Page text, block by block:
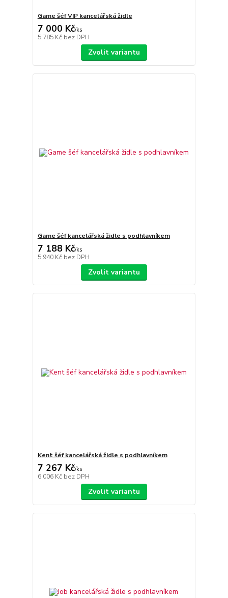
Game šéf VIP kancelářská židle
7 000 Kč/ks
5 785 Kč bez DPH
Zvolit variantu
Game šéf kancelářská židle s podhlavníkem
7 188 Kč/ks
5 940 Kč bez DPH
Zvolit variantu
Kent šéf kancelářská židle s podhlavníkem
7 267 Kč/ks
6 006 Kč bez DPH
Zvolit variantu